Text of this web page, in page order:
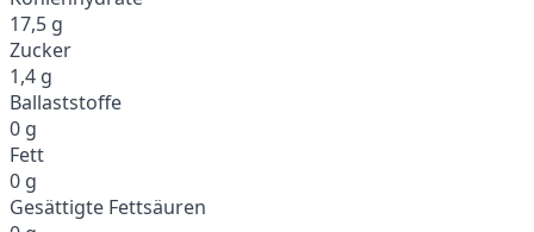
17,5 g
Zucker
1,4 g
Ballaststoffe
0 g
Fett
0 g
Gesättigte Fettsäuren